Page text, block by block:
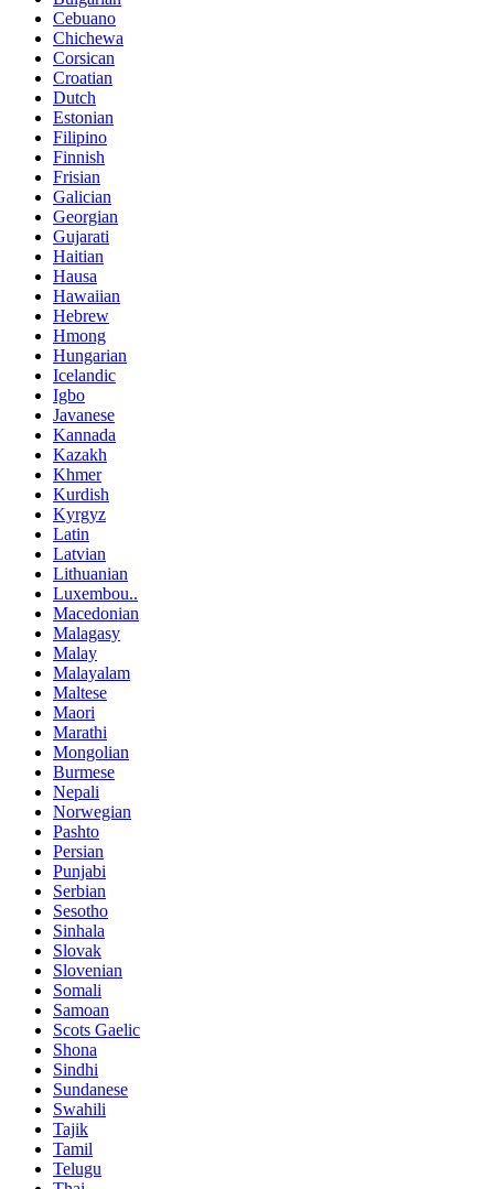
Cebuano
Chichewa
Corsican
Croatian
Dutch
Estonian
Filipino
Finnish
Frisian
Galician
Georgian
Gujarati
Haitian
Hausa
Hawaiian
Hebrew
Hmong
Hungarian
Icelandic
Igbo
Javanese
Kannada
Kazakh
Khmer
Kurdish
Kyrgyz
Latin
Latvian
Lithuanian
Luxembou..
Macedonian
Malagasy
Malay
Malayalam
Maltese
Maori
Marathi
Mongolian
Burmese
Nepali
Norwegian
Pashto
Persian
Punjabi
Serbian
Sesotho
Sinhala
Slovak
Slovenian
Somali
Samoan
Scots Gaelic
Shona
Sindhi
Sundanese
Swahili
Tajik
Tamil
Telugu